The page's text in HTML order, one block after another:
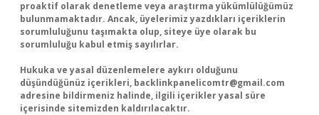
proaktif olarak denetleme veya araştırma yükümlülüğümüz
bulunmamaktadır. Ancak, üyelerimiz yazdıkları içeriklerin
sorumluluğunu taşımakta olup, siteye üye olarak bu
sorumluluğu kabul etmiş sayılırlar.
Hukuka ve yasal düzenlemelere aykırı olduğunu
düşündüğünüz içerikleri, backlinkpanelicomtr@gmail.com
adresine bildirmeniz halinde, ilgili içerikler yasal süre
içerisinde sitemizden kaldırılacaktır.